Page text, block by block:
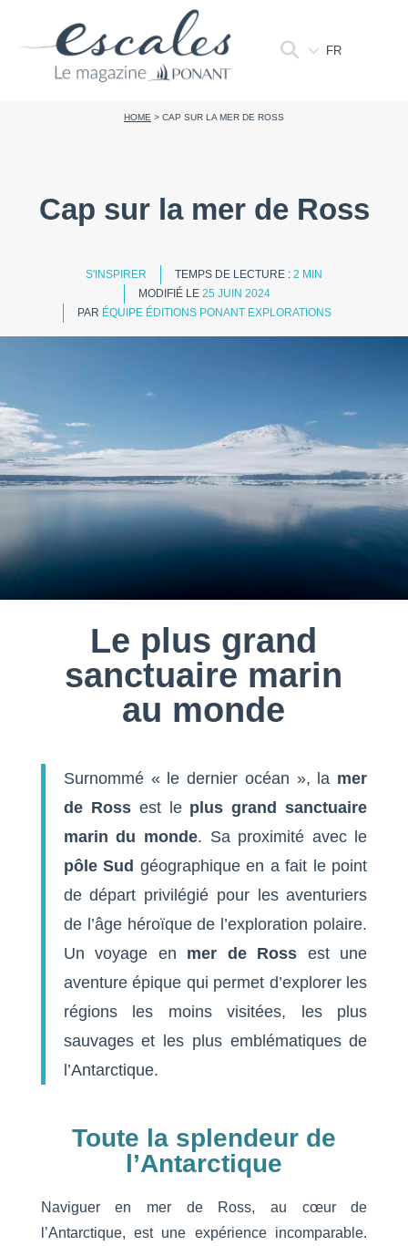
FR
HOME > CAP SUR LA MER DE ROSS
Cap sur la mer de Ross
S'INSPIRER TEMPS DE LECTURE : 2 MIN
MODIFIÉ LE 25 JUIN 2024
PAR ÉQUIPE ÉDITIONS PONANT EXPLORATIONS
Le plus grand
sanctuaire marin
au monde
Surnommé « le dernier océan », la mer
de Rossest le plus grand sanctuaire
marin du monde. Sa proximité avec le
pôle Sud géographique en a fait le point
de départ privilégié pour les aventuriers
de l’âge héroïque de l’exploration polaire.
Un voyage en mer de Ross est une
aventure épique qui permet d’explorer les
régions les moins visitées, les plus
sauvages et les plus emblématiques de
l’Antarctique.
Toute la splendeur de
l’Antarctique
Naviguer en mer de Ross, au cœur de
l’Antarctique, est une expérience incomparable.